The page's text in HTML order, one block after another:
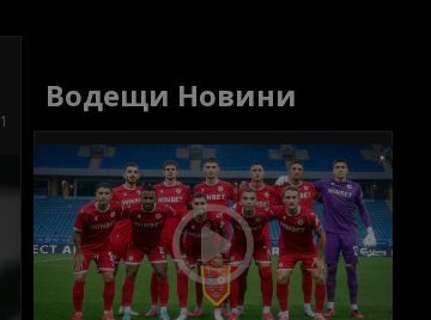
1
Водещи Новини